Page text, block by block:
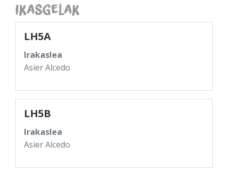
Ikasgelak
LH5A
Irakaslea
Asier Alcedo
LH5B
Irakaslea
Asier Alcedo